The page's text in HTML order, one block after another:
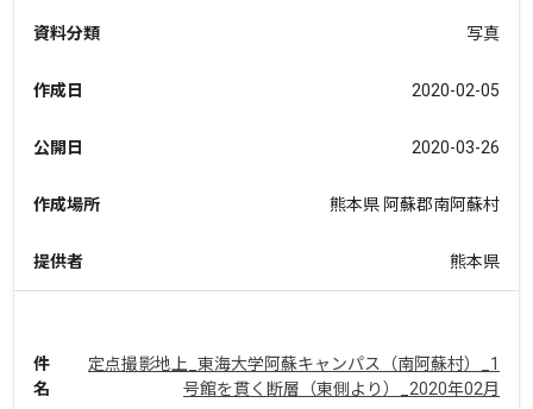
資料分類 写真
作成日 2020-02-05
公開日 2020-03-26
作成場所 熊本県 阿蘇郡南阿蘇村
提供者 熊本県
件
名
定点撮影地上_東海大学阿蘇キャンパス（南阿蘇村）_1
号館を貫く断層（東側より）_2020年02月